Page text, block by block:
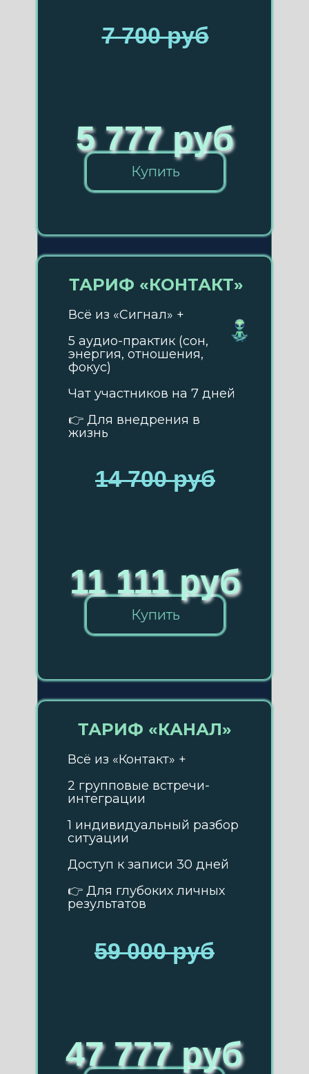
Купить
7 700 руб
5 777 руб
ТАРИФ «КОНТАКТ»
Всё из «Сигнал» +
5 аудио-практик (сон,
энергия, отношения,
фокус)
Чат участников на 7 дней
👉 Для внедрения в
жизнь
Купить
14 700 руб
11 111 руб
ТАРИФ «КАНАЛ»
Всё из «Контакт» +
2 групповые встречи-
интеграции
1 индивидуальный разбор
ситуации
Доступ к записи 30 дней
👉 Для глубоких личных
результатов
59 000 руб
47 777 руб